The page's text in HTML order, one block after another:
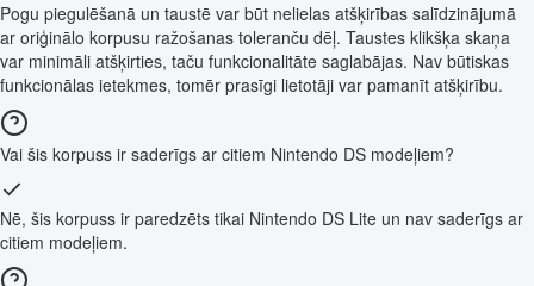
Pogu piegulēšanā un taustē var būt nelielas atšķirības salīdzinājumā
ar oriģinālo korpusu ražošanas toleranču dēļ. Taustes klikšķa skaņa
var minimāli atšķirties, taču funkcionalitāte saglabājas. Nav būtiskas
funkcionālas ietekmes, tomēr prasīgi lietotāji var pamanīt atšķirību.
Vai šis korpuss ir saderīgs ar citiem Nintendo DS modeļiem?
Nē, šis korpuss ir paredzēts tikai Nintendo DS Lite un nav saderīgs ar
citiem modeļiem.